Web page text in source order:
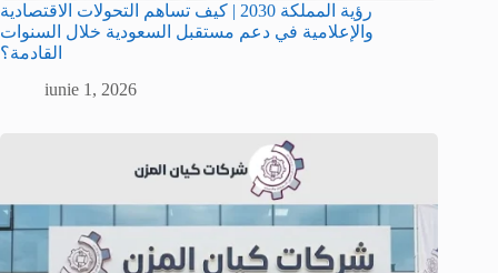
رؤية المملكة 2030 | كيف تساهم التحولات الاقتصادية
والإعلامية في دعم مستقبل السعودية خلال السنوات
القادمة؟
iunie 1, 2026